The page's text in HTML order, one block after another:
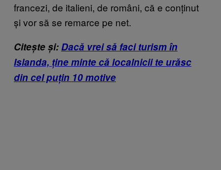
francezi, de italieni, de români, că e conținut
și vor să se remarce pe net.
Citește și:Dacă vrei să faci turism în
Islanda, ține minte că localnicii te urăsc
din cel puțin 10 motive